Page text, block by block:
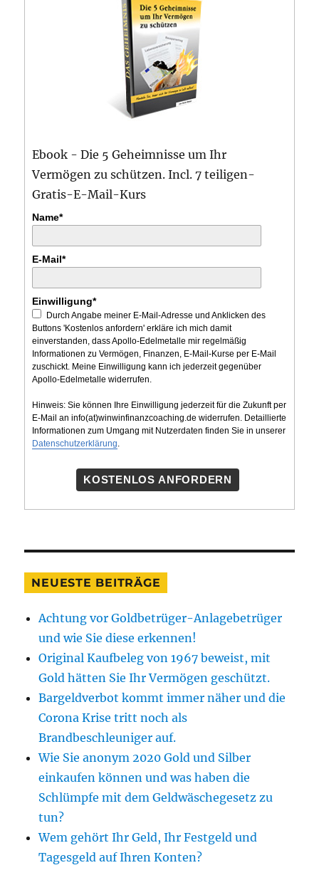
Ebook - Die 5 Geheimnisse um Ihr
Vermögen zu schützen. Incl. 7 teiligen-
Gratis-E-Mail-Kurs
Name*
E-Mail*
Einwilligung*
Durch Angabe meiner E-Mail-Adresse und Anklicken des
Buttons 'Kostenlos anfordern' erkläre ich mich damit
einverstanden, dass Apollo-Edelmetalle mir regelmäßig
Informationen zu Vermögen, Finanzen, E-Mail-Kurse per E-Mail
zuschickt. Meine Einwilligung kann ich jederzeit gegenüber
Apollo-Edelmetalle widerrufen.
Hinweis: Sie können Ihre Einwilligung jederzeit für die Zukunft per
E-Mail an info(at)winwinfinanzcoaching.de widerrufen. Detaillierte
Informationen zum Umgang mit Nutzerdaten finden Sie in unserer
Datenschutzerklärung.
KOSTENLOS ANFORDERN
NEUESTE BEITRÄGE
Achtung vor Goldbetrüger-Anlagebetrüger
und wie Sie diese erkennen!
Original Kaufbeleg von 1967 beweist, mit
Gold hätten Sie Ihr Vermögen geschützt.
Bargeldverbot kommt immer näher und die
Corona Krise tritt noch als
Brandbeschleuniger auf.
Wie Sie anonym 2020 Gold und Silber
einkaufen können und was haben die
Schlümpfe mit dem Geldwäschegesetz zu
tun?
Wem gehört Ihr Geld, Ihr Festgeld und
Tagesgeld auf Ihren Konten?